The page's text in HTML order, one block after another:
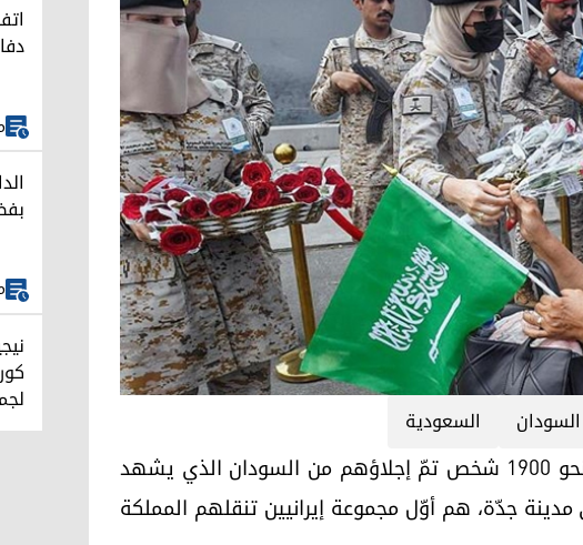
السعودية
أربيل (كوردستان 24)- وصل السبت 65 إيرانياً بين نحو 1900 شخص تمّ إجلاؤهم من السودان الذي يشهد
جدّة، هم أوّل مجموعة إيرانيين تنقلهم المملكة